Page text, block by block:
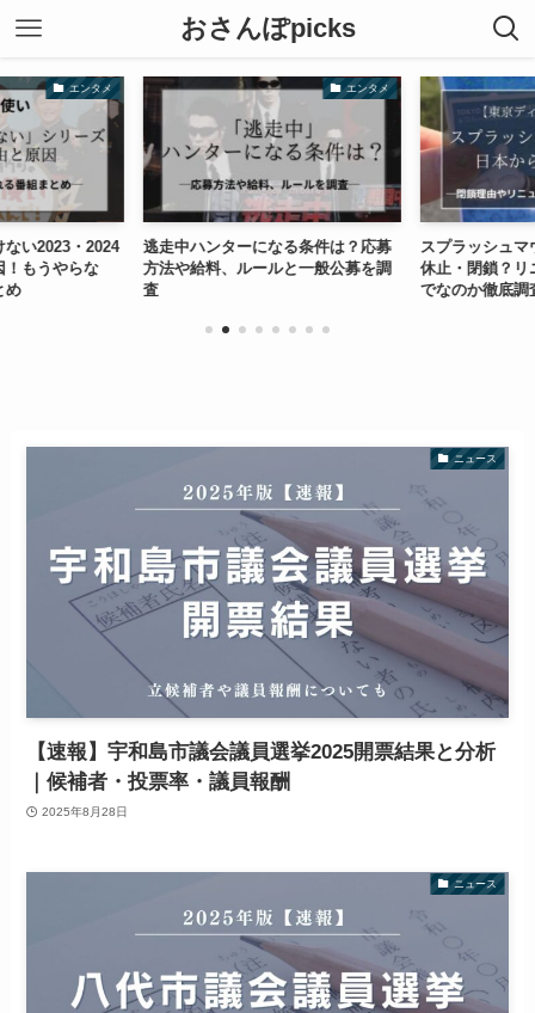
おさんぽpicks
エンタメ
い2023・2024
もうやらな
エンタメ
逃走中ハンターになる条件は？応募
方法や給料、ルールと一般公募を調
査
スプラッシュマ
休止・閉鎖？リ
でなのか徹底調
ニュース
【速報】宇和島市議会議員選挙2025開票結果と分析
｜候補者・投票率・議員報酬
2025年8月28日
ニュース